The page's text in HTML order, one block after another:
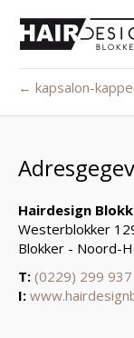
← kapsalon-
Hairdesign
Westerblokker
Blokker - Noord-
T: (0229) 299 937
I: